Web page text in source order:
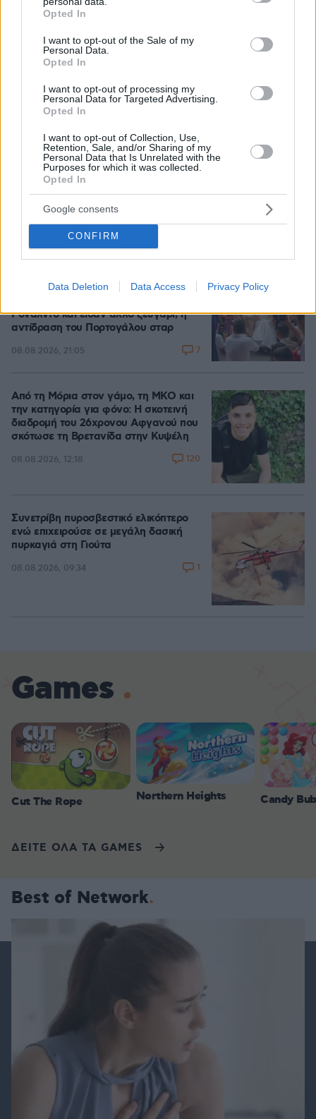
grant or deny consent to Google and its third-party tags to
use your data for below specified purposes in below Google
consent section.
Opted In
I want to opt-out of the Sale of my
Personal Data.
Opted In
I want to opt-out of processing my
Personal Data for Targeted Advertising.
Opted In
I want to opt-out of Collection, Use,
Retention, Sale, and/or Sharing of my
Personal Data that Is Unrelated with the
Purposes for which it was collected.
Opted In
Google consents
CONFIRM
Data Deletion Data Access Privacy Policy
4χρονος σε πισίνα beach bar, βούτηξε
ο μπάρμαν για να τον σώσει
Αντόνιο Μπαντέρας: Ήξερα ότι δεν θα
πέρναγα όλη μου τη ζωή στο
Χόλιγουντ, δεν ήταν γραφτό να
βρίσκομαι εκεί, αλλά στην πατρίδα
08.08.2026, 15:02
σκηνικό στη Μαδέιρα, χιλιάδες έξω
Ρονάλντο και είδαν άλλο ζευγάρι, η
αντίδραση του Πορτογάλου σταρ
08.08.2026, 21:05 7
Από τη Μόρια στον γάμο, τη ΜΚΟ και
την κατηγορία για φόνο: Η σκοτεινή
διαδρομή του 26χρονου Αφγανού που
σκότωσε τη Βρετανίδα στην Κυψέλη
08.08.2026, 12:18 120
Συνετρίβη πυροσβεστικό ελικόπτερο
ενώ επιχειρούσε σε μεγάλη δασική
πυρκαγιά στη Γιούτα
08.08.2026, 09:34 1
Games
Cut The Rope Northern Heights Candy
ΔΕΙΤΕ ΟΛΑ ΤΑ GAMES
Best of Network